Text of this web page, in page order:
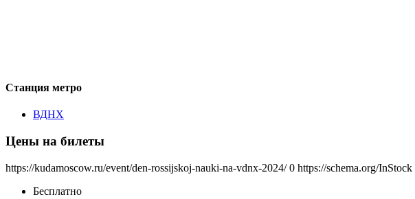
Станция метро
ВДНХ
Цены на билеты
https://kudamoscow.ru/event/den-rossijskoj-nauki-na-vdnx-2024/ 0 https://schema.org/InStock
Бесплатно